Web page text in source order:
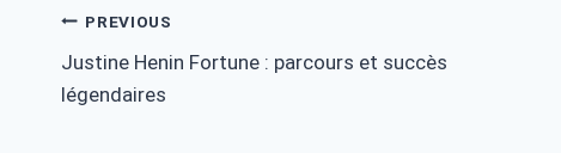
Post
navigation
PREVIOUS
Justine Henin Fortune : parcours et succès
légendaires